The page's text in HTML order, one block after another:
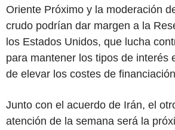
Oriente Próximo y la moderación
crudo podrían dar margen a la
los Estados Unidos, que lucha
para mantener los tipos de interés
de elevar los costes de
Junto con el acuerdo de Irán, el
atención de la semana será la